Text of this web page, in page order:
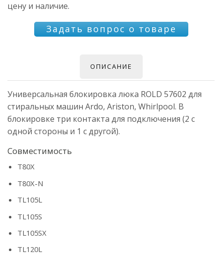
цену и наличие.
Задать вопрос о товаре
ОПИСАНИЕ
Универсальная блокировка люка ROLD 57602 для
стиральных машин Ardo, Ariston, Whirlpool. В
блокировке три контакта для подключения (2 с
одной стороны и 1 с другой).
Совместимость
T80X
T80X-N
TL105L
TL105S
TL105SX
TL120L